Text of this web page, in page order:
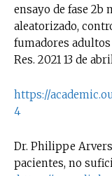
ensayo de fase 2b
aleatorizado,
fumadores adultos
Res. 2021 13 de
https://
4
Dr. Philippe
pacientes, no